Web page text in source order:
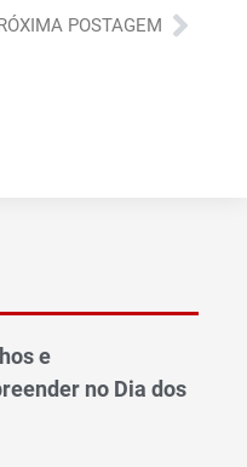
POSTAGEM
e
no Dia dos